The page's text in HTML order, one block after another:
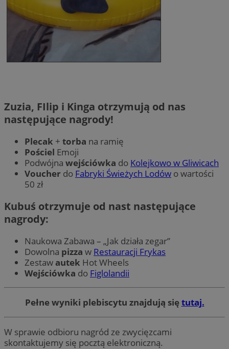
Zuzia, FIlip i Kinga otrzymują od nas
następujące nagrody!
Plecak + torba na ramię
Pościel Emoji
Podwójna wejściówka do Kolejkowo w Gliwicach
Voucher do Fabryki Świeżych Lodów o wartości
50 zł
Kubuś otrzymuje od nast następujące
nagrody:
Naukowa Zabawa – „Jak działa zegar”
Dowolna pizza w Restauracji Frykas
Zestaw autek Hot Wheels
Wejściówka do Figlolandii
Pełne wyniki plebiscytu znajdują siętutaj.
W sprawie odbioru nagród ze zwycięzcami
skontaktujemy się pocztą elektroniczną.